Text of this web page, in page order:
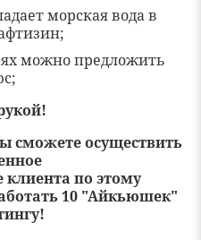
морская вода в
можно предложить
сможете осуществить
по этому
10 "Айкьюшек"